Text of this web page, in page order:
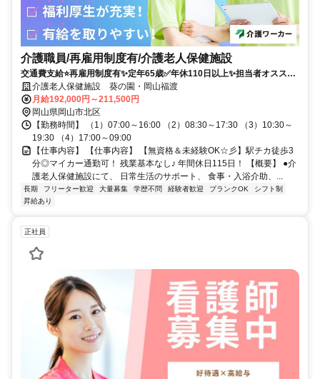
介護職員/再雇用制度有/介護老人保健施設
交通費支給⭐️再雇用制度有✨定年65歳✅️年休110日以上✨担当者オススメ
⭕️未経験歓迎✨経験者優遇❗️車通勤ＯＫ⭐️駅チカ
介護老人保健施設 葵の園・岡山福渡
月給192,000円～211,500円
岡山県岡山市北区
【勤務時間】 （1）07:00～16:00 （2）08:30～17:30 （3）10:30～
19:30 （4）17:00～09:00
【仕事内容】 【仕事内容】 【無資格＆未経験OK☆彡】駅チカ徒歩3
分◎マイカー通勤可！ 残業基本なし♪ 年間休日115日！ 【概要】 ●介
護老人保健施設にて、 日常生活のサポート、 食事・入浴介助、...
長期 フリーター歓迎 大量募集 学歴不問 経験者歓迎 ブランクOK
シフト制
昇給あり
正社員